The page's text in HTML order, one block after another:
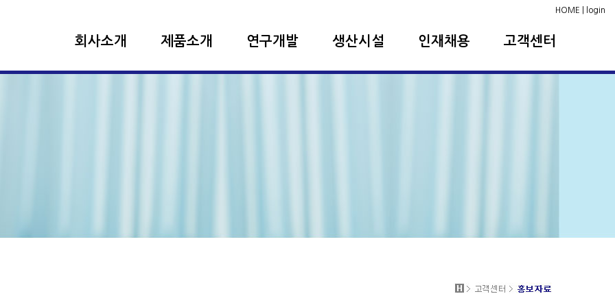
HOME login
회사소개 제품소개 연구개발 생산시설 인재채용 고객센터